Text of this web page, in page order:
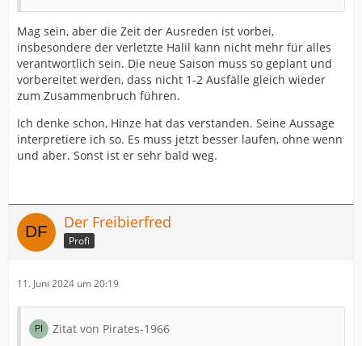
Mag sein, aber die Zeit der Ausreden ist vorbei,
insbesondere der verletzte Halil kann nicht mehr für alles
verantwortlich sein. Die neue Saison muss so geplant und
vorbereitet werden, dass nicht 1-2 Ausfälle gleich wieder
zum Zusammenbruch führen.
Ich denke schon, Hinze hat das verstanden. Seine Aussage
interpretiere ich so. Es muss jetzt besser laufen, ohne wenn
und aber. Sonst ist er sehr bald weg.
Der Freibierfred
Profi
11. Juni 2024 um 20:19
Zitat von Pirates-1966